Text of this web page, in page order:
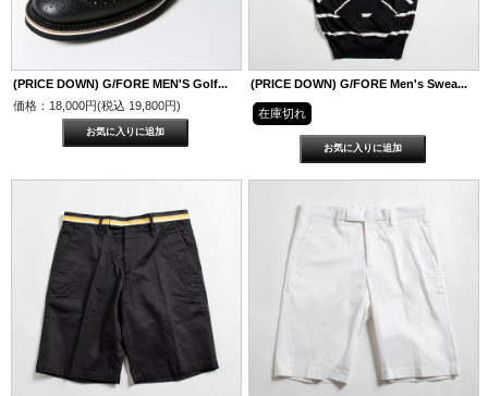
(PRICE DOWN) G/FORE MEN'S Golf...
価格：18,000円(税込 19,800円)
(PRICE DOWN) G/FORE Men's Swea...
在庫切れ